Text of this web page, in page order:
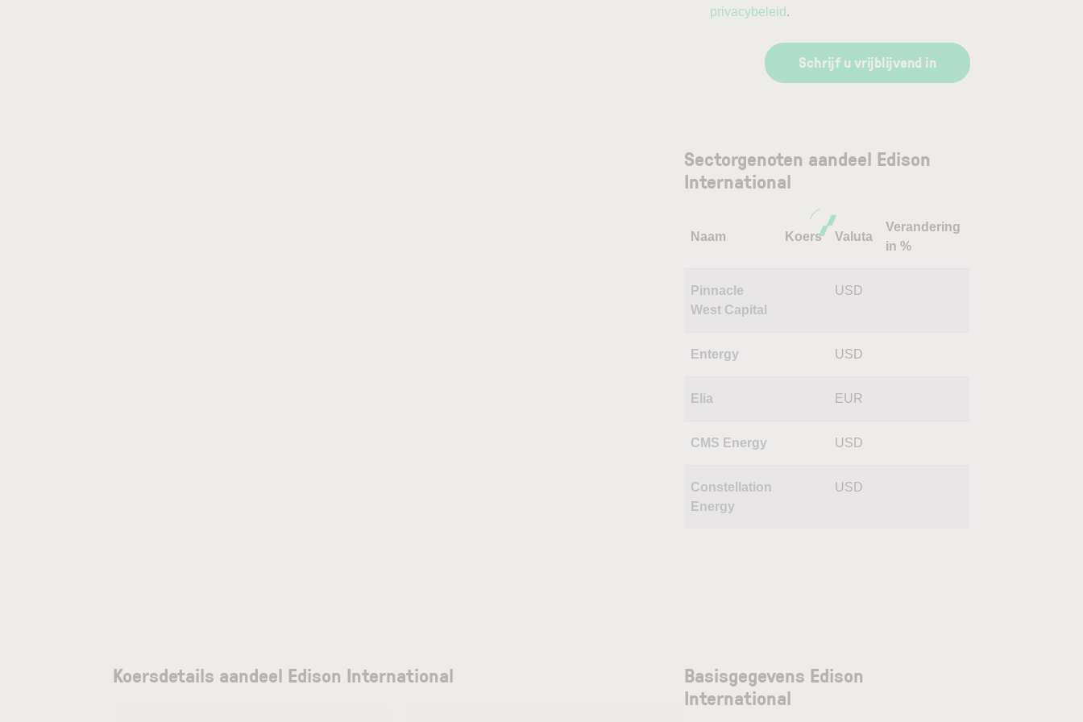
privacybeleid .
Schrijf u vrijblijvend in
Sectorgenoten aandeel Edison
International
Naam Koers Valuta
Verandering
in %
Pinnacle
West Capital
USD
Entergy USD
Elia EUR
CMS Energy USD
Constellation
Energy
USD
Koersdetails aandeel Edison International
Basisgegevens Edison
International